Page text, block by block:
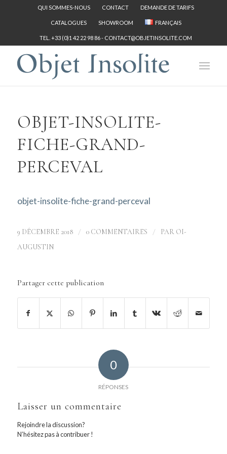
QUI SOMMES-NOUS CONTACT DEMANDE DE TARIFS
CATALOGUES SHOWROOM FRANÇAIS
TEL. +33 (0)1 42 22 98 86 - CONTACT@OBJETINSOLITE.COM
OBJET-INSOLITE-
FICHE-GRAND-
PERCEVAL
objet-insolite-fiche-grand-perceval
9 DÉCEMBRE 2018 / 0 COMMENTAIRES / PAR OI-
AUGUSTIN
Partager cette publication
0
RÉPONSES
Laisser un commentaire
Rejoindre la discussion?
N’hésitez pas à contribuer !